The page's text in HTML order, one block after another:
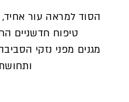
הסוד למראה עור אחיד,
טיפוח חדשניים
מגנים מפני נזקי